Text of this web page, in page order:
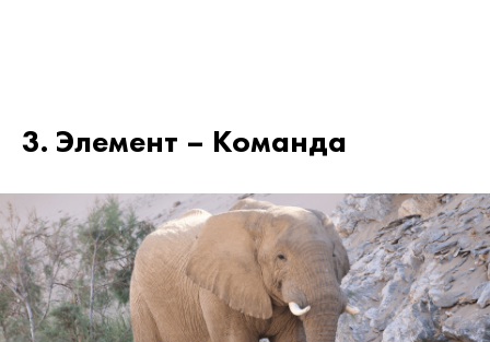
3. Элемент – Команда